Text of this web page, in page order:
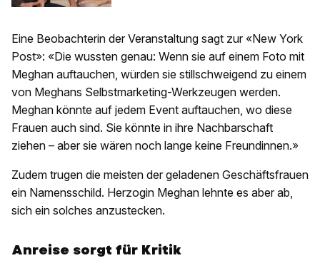
Eine Beobachterin der Veranstaltung sagt zur «New York
Post»: «Die wussten genau: Wenn sie auf einem Foto mit
Meghan auftauchen, würden sie stillschweigend zu einem
von Meghans Selbstmarketing-Werkzeugen werden.
Meghan könnte auf jedem Event auftauchen, wo diese
Frauen auch sind. Sie könnte in ihre Nachbarschaft
ziehen – aber sie wären noch lange keine Freundinnen.»
Zudem trugen die meisten der geladenen Geschäftsfrauen
ein Namensschild. Herzogin Meghan lehnte es aber ab,
sich ein solches anzustecken.
Anreise sorgt für Kritik